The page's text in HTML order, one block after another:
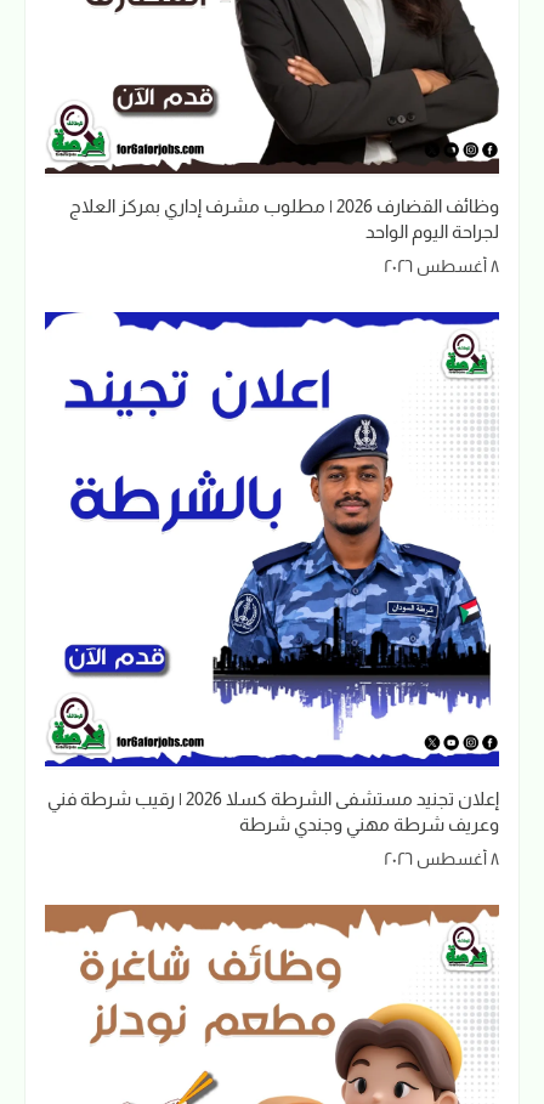
وظائف القضارف 2026 | مطلوب مشرف إداري بمركز العلاج
لجراحة اليوم الواحد
٨ أغسطس ٢٠٢٦
إعلان تجنيد مستشفى الشرطة كسلا 2026 | رقيب شرطة فني
وعريف شرطة مهني وجندي شرطة
٨ أغسطس ٢٠٢٦